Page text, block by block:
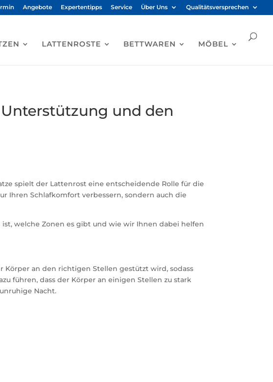
Angebote Expertentipps Service Über Uns Qualitätsversprechen
LATTENROSTE BETTWAREN MÖBEL
und den
spielt der Lattenrost eine entscheidende Rolle für die
Ihren Schlafkomfort verbessern, sondern auch die
welche Zonen es gibt und wie wir Ihnen dabei helfen
Körper an den richtigen Stellen gestützt wird, sodass
führen, dass der Körper an einigen Stellen zu stark
Nacht.